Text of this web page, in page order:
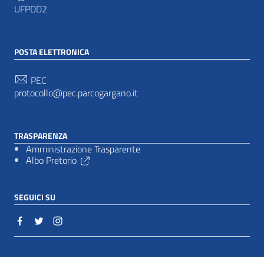
UFPDD2
POSTA ELETTRONICA
PEC
protocollo@pec.parcogargano.it
TRASPARENZA
Amministrazione Trasparente
Albo Pretorio
SEGUICI SU